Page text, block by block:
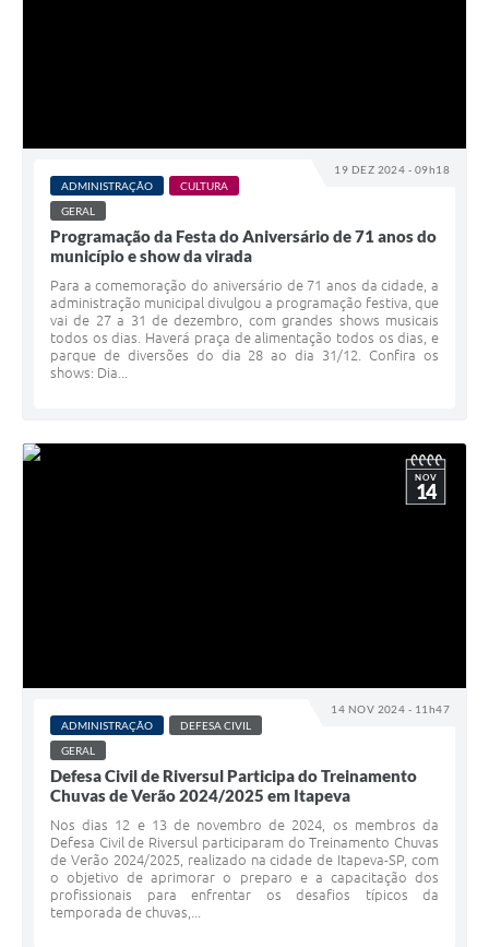
19 DEZ 2024 - 09h18
ADMINISTRAÇÃO
CULTURA
GERAL
Programação da Festa do Aniversário de 71 anos do
município e show da virada
Para a comemoração do aniversário de 71 anos da cidade, a
administração municipal divulgou a programação festiva, que
vai de 27 a 31 de dezembro, com grandes shows musicais
todos os dias. Haverá praça de alimentação todos os dias, e
parque de diversões do dia 28 ao dia 31/12. Confira os
shows: Dia...
14 NOV 2024 - 11h47
NOV
14
ADMINISTRAÇÃO
DEFESA CIVIL
GERAL
Defesa Civil de Riversul Participa do Treinamento
Chuvas de Verão 2024/2025 em Itapeva
Nos dias 12 e 13 de novembro de 2024, os membros da
Defesa Civil de Riversul participaram do Treinamento Chuvas
de Verão 2024/2025, realizado na cidade de Itapeva-SP, com
o objetivo de aprimorar o preparo e a capacitação dos
profissionais para enfrentar os desafios típicos da
temporada de chuvas,...